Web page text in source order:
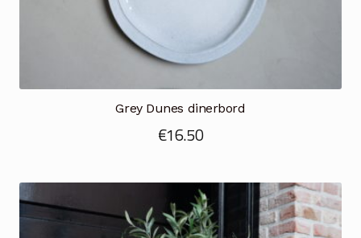
Grey Dunes dinerbord
€16.50